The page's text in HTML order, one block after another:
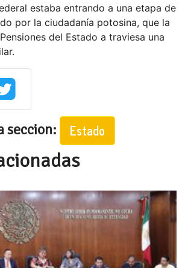
estaba entrando a una etapa de
por la ciudadanía potosina, que la
del Estado a traviesa una
seccion: Estado